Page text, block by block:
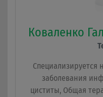
Коваленко
Специализируется
заболевания
циститы, Общая